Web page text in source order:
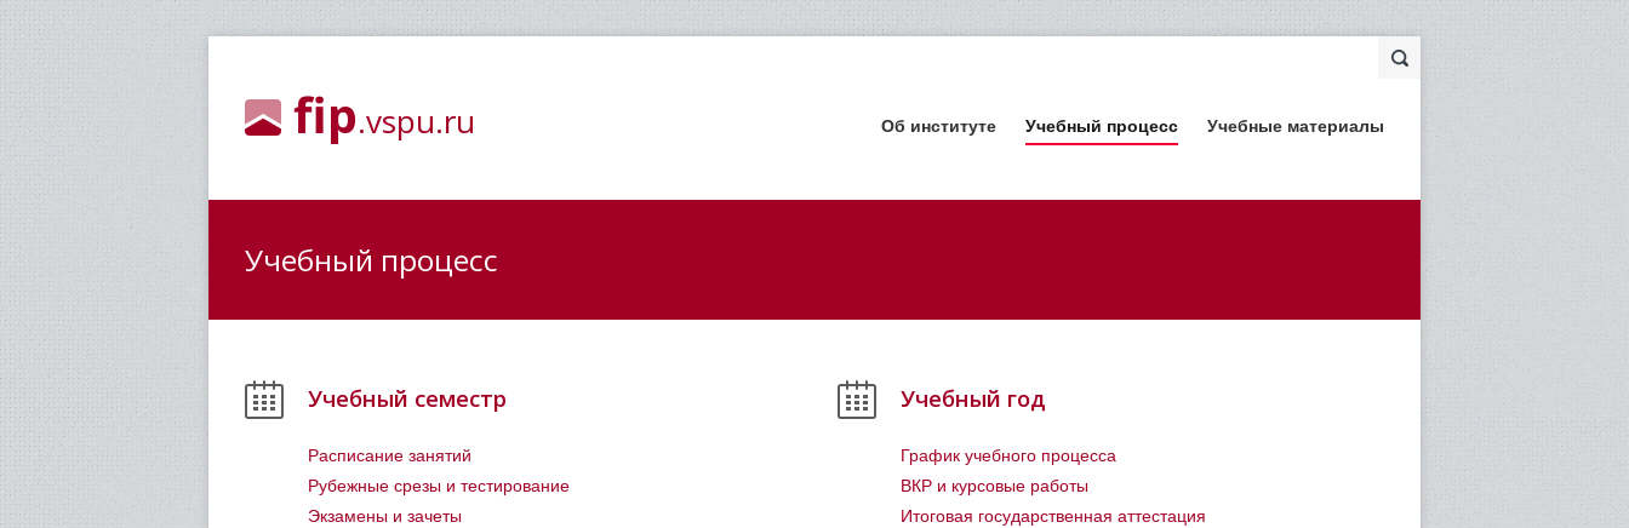
fip.vspu.ru Об институте Учебный процесс Учебные материалы
Учебный процесс
Учебный семестр
Расписание занятий
Рубежные срезы и тестирование
Экзамены и зачеты
Учебный год
График учебного процесса
ВКР и курсовые работы
Итоговая государственная аттестация